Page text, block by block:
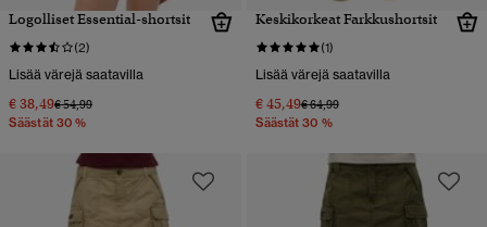
Logolliset Essential-shortsit
(2)
Lisää värejä saatavilla
€ 38,49Hinta alennettu hinnasta
€ 54,99hintaan
Säästät 30 %
Keskikorkeat Farkkushortsit
(1)
Lisää värejä saatavilla
€ 45,49Hinta alennettu hinnasta
€ 64,99hintaan
Säästät 30 %